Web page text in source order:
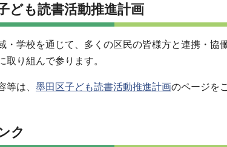
ども読書活動推進計画
・学校を通じて、多くの区民の皆様方と連携・協
取り組んで参ります。
等は、 墨田区子ども読書活動推進計画のページを
ク